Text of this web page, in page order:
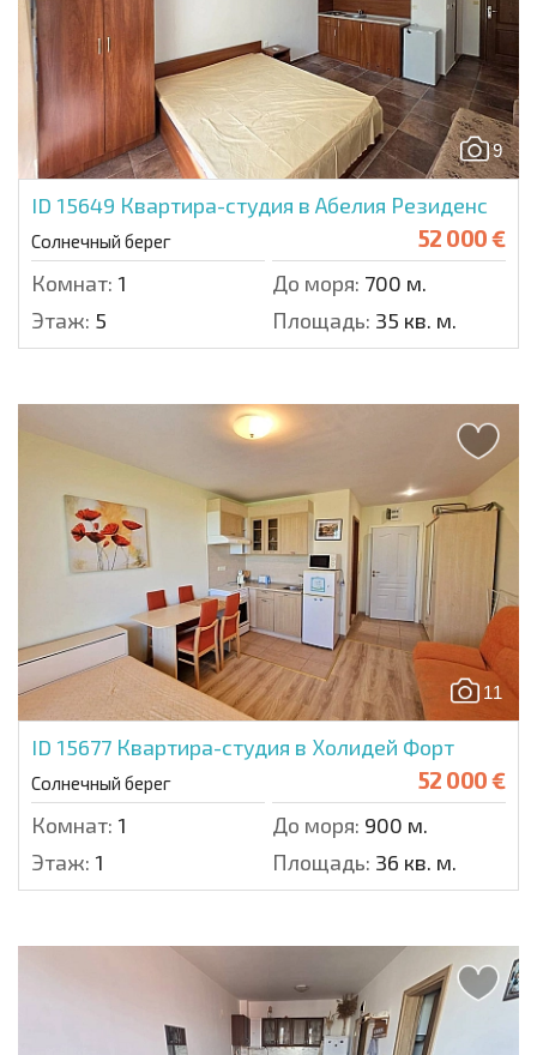
9
ID 15649 Квартира-студия в Абелия Резиденс
Солнечный берег 52 000 €
Комнат: 1 До моря: 700 м.
Этаж: 5 Площадь: 35 кв. м.
11
ID 15677 Квартира-студия в Холидей Форт
Солнечный берег 52 000 €
Комнат: 1 До моря: 900 м.
Этаж: 1 Площадь: 36 кв. м.